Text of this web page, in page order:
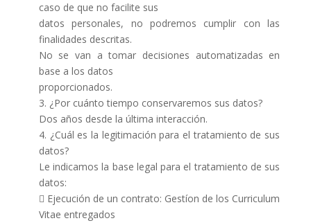
caso de que no facilite sus
datos personales, no podremos cumplir con las
finalidades descritas.
No se van a tomar decisiones automatizadas en
base a los datos
proporcionados.
3. ¿Por cuánto tiempo conservaremos sus datos?
Dos años desde la última interacción.
4. ¿Cuál es la legitimación para el tratamiento de sus
datos?
Le indicamos la base legal para el tratamiento de sus
datos:
 Ejecución de un contrato: Gestíon de los Curriculum
Vitae entregados